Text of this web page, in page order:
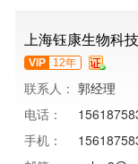
上海钰康生物科
VIP 12年
联系人： 郭经理
电话：
手机：